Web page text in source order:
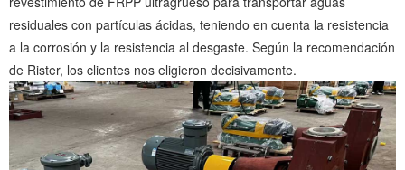
residuales con partículas ácidas, teniendo en cuenta la resistencia
a la corrosión y la resistencia al desgaste. Según la recomendación
de Rister, los clientes nos eligieron decisivamente.